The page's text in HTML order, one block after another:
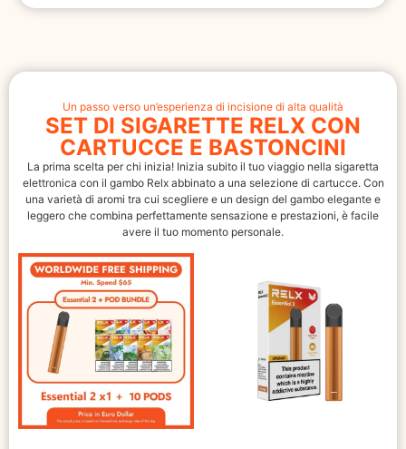
Un passo verso un’esperienza di incisione di alta qualità
SET DI SIGARETTE RELX CON
CARTUCCE E BASTONCINI
La prima scelta per chi inizia! Inizia subito il tuo viaggio nella sigaretta
elettronica con il gambo Relx abbinato a una selezione di cartucce. Con
una varietà di aromi tra cui scegliere e un design del gambo elegante e
leggero che combina perfettamente sensazione e prestazioni, è facile
avere il tuo momento personale.